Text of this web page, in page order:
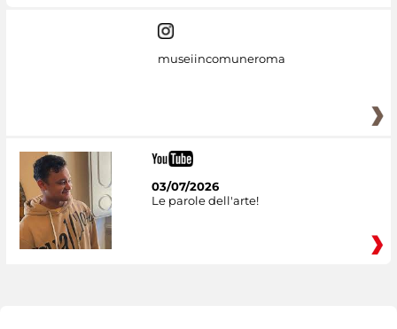
museiincomuneroma
03/07/2026
Le parole dell'arte!